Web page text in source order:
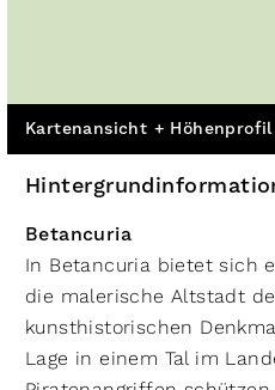
Kartenansicht + Höhenprofil
Betancuria
In Betancuria bietet sich
die malerische Altstadt
kunsthistorischen
Lage in einem Tal im